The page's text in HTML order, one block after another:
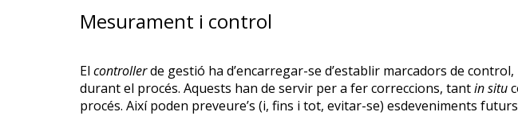
Mesurament i control
El controllerde gestió ha d’encarregar-se d’establir marcadors de
durant el procés. Aquests han de servir per a fer correccions, tantin situ
procés. Així poden preveure’s (i, fins i tot, evitar-se) esdeveniments